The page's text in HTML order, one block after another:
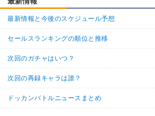
最新情報と今後のスケジュール予想
セールスランキングの順位と推移
次回のガチャはいつ？
次回の再録キャラは誰？
ドッカンバトルニュースまとめ